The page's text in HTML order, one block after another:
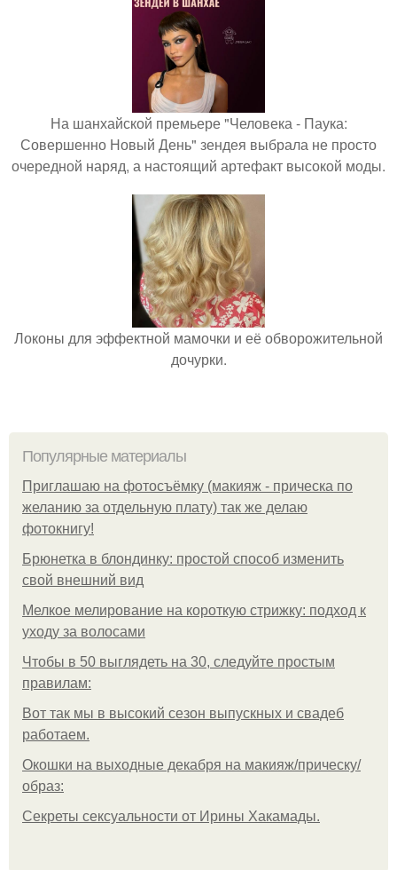
На шанхайской премьере "Человека - Паука:
Совершенно Новый День" зендея выбрала не просто
очередной наряд, а настоящий артефакт высокой моды.
Локоны для эффектной мамочки и её обворожительной
дочурки.
Популярные материалы
Приглашаю на фотосъёмку (макияж - прическа по
желанию за отдельную плату) так же делаю
фотокнигу!
Брюнетка в блондинку: простой способ изменить
свой внешний вид
Мелкое мелирование на короткую стрижку: подход к
уходу за волосами
Чтобы в 50 выглядеть на 30, следуйте простым
правилам:
Вот так мы в высокий сезон выпускных и свадеб
работаем.
Окошки на выходные декабря на макияж/прическу/
образ:
Секреты сексуальности от Ирины Хакамады.